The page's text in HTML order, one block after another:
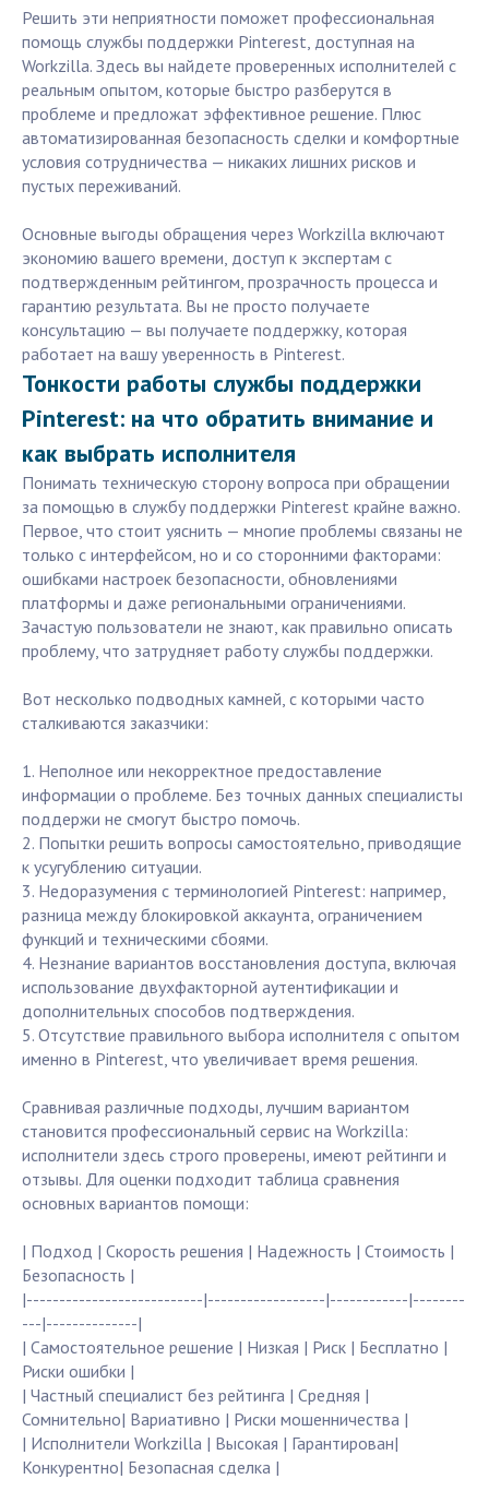
Решить эти неприятности поможет профессиональная
помощь службы поддержки Pinterest, доступная на
Workzilla. Здесь вы найдете проверенных исполнителей с
реальным опытом, которые быстро разберутся в
проблеме и предложат эффективное решение. Плюс
автоматизированная безопасность сделки и комфортные
условия сотрудничества — никаких лишних рисков и
пустых переживаний.
Основные выгоды обращения через Workzilla включают
экономию вашего времени, доступ к экспертам с
подтвержденным рейтингом, прозрачность процесса и
гарантию результата. Вы не просто получаете
консультацию — вы получаете поддержку, которая
работает на вашу уверенность в Pinterest.
Тонкости работы службы поддержки
Pinterest: на что обратить внимание и
как выбрать исполнителя
Понимать техническую сторону вопроса при обращении
за помощью в службу поддержки Pinterest крайне важно.
Первое, что стоит уяснить — многие проблемы связаны не
только с интерфейсом, но и со сторонними факторами:
ошибками настроек безопасности, обновлениями
платформы и даже региональными ограничениями.
Зачастую пользователи не знают, как правильно описать
проблему, что затрудняет работу службы поддержки.
Вот несколько подводных камней, с которыми часто
сталкиваются заказчики:
1. Неполное или некорректное предоставление
информации о проблеме. Без точных данных специалисты
поддержи не смогут быстро помочь.
2. Попытки решить вопросы самостоятельно, приводящие
к усугублению ситуации.
3. Недоразумения с терминологией Pinterest: например,
разница между блокировкой аккаунта, ограничением
функций и техническими сбоями.
4. Незнание вариантов восстановления доступа, включая
использование двухфакторной аутентификации и
дополнительных способов подтверждения.
5. Отсутствие правильного выбора исполнителя с опытом
именно в Pinterest, что увеличивает время решения.
Сравнивая различные подходы, лучшим вариантом
становится профессиональный сервис на Workzilla:
исполнители здесь строго проверены, имеют рейтинги и
отзывы. Для оценки подходит таблица сравнения
основных вариантов помощи:
| Подход | Скорость решения | Надежность | Стоимость |
Безопасность |
|---------------------------|------------------|------------|--------
---|--------------|
| Самостоятельное решение | Низкая | Риск | Бесплатно |
Риски ошибки |
| Частный специалист без рейтинга | Средняя |
Сомнительно| Вариативно | Риски мошенничества |
| Исполнители Workzilla | Высокая | Гарантирован|
Конкурентно| Безопасная сделка |